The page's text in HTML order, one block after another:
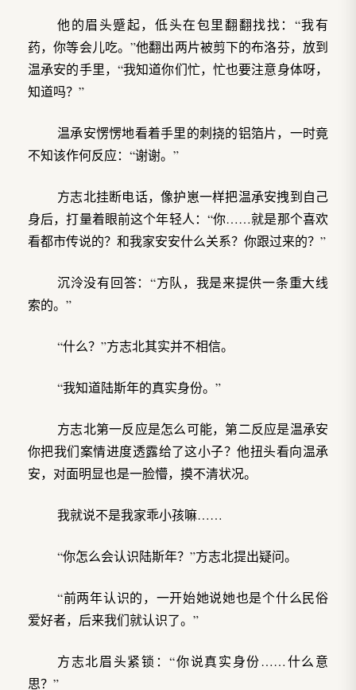
他的眉头蹙起，低头在包里翻翻找找：“我有
药，你等会儿吃。”他翻出两片被剪下的布洛芬，放到
温承安的手里，“我知道你们忙，忙也要注意身体呀，
知道吗？”
温承安愣愣地看着手里的刺挠的铝箔片，一时竟
不知该作何反应：“谢谢。”
方志北挂断电话，像护崽一样把温承安拽到自己
身后，打量着眼前这个年轻人：“你……就是那个喜欢
看都市传说的？和我家安安什么关系？你跟过来的？”
沉泠没有回答：“方队，我是来提供一条重大线
索的。”
“什么？”方志北其实并不相信。
“我知道陆斯年的真实身份。”
方志北第一反应是怎么可能，第二反应是温承安
你把我们案情进度透露给了这小子？他扭头看向温承
安，对面明显也是一脸懵，摸不清状况。
我就说不是我家乖小孩嘛……
“你怎么会认识陆斯年？”方志北提出疑问。
“前两年认识的，一开始她说她也是个什么民俗
爱好者，后来我们就认识了。”
方志北眉头紧锁：“你说真实身份……什么意
思？”